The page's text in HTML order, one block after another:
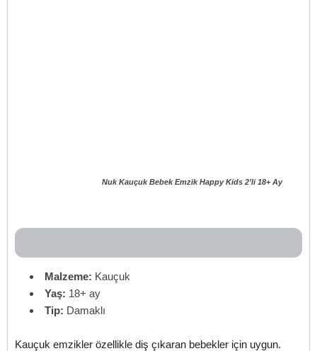
Nuk Kauçuk Bebek Emzik Happy Kids 2’li 18+ Ay
Malzeme: Kauçuk
Yaş: 18+ ay
Tip: Damaklı
Kauçuk emzikler özellikle diş çıkaran bebekler için uygun.